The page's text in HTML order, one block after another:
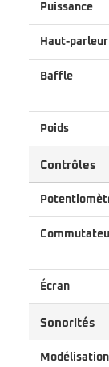
Puissance
Haut-parleur
Baffle
Poids
Contrôles
Écran
Sonorités